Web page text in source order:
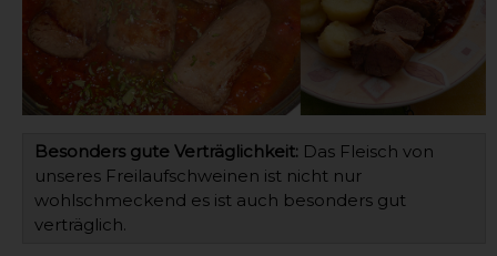
Besonders gute Verträglichkeit: Das Fleisch von
unseres Freilaufschweinen ist nicht nur
wohlschmeckend es ist auch besonders gut
verträglich.